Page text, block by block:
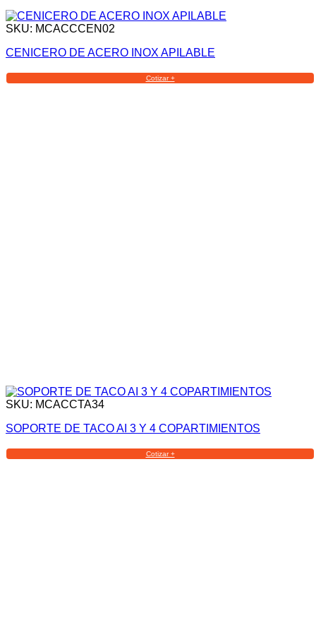
SKU: MCACCCEN02
CENICERO DE ACERO INOX APILABLE
Cotizar +
SKU: MCACCTA34
SOPORTE DE TACO AI 3 Y 4 COPARTIMIENTOS
Cotizar +